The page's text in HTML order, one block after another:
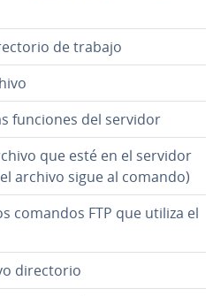
de trabajo
funciones del servidor
que esté en el servidor
archivo sigue al comando)
comandos FTP que utiliza el
di­re­c­to­rio